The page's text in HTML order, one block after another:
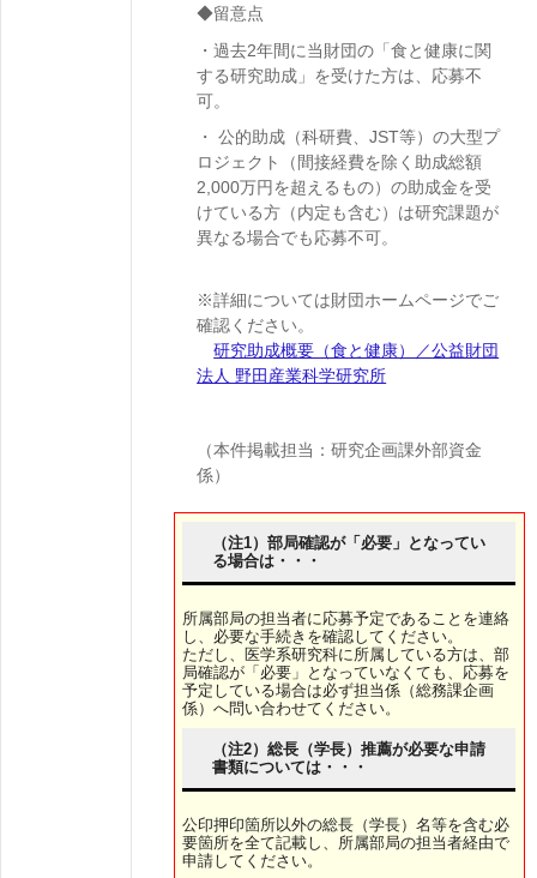
◆留意点
・過去2年間に当財団の「食と健康に関
する研究助成」を受けた方は、応募不
可。
・ 公的助成（科研費、JST等）の大型プ
ロジェクト（間接経費を除く助成総額
2,000万円を超えるもの）の助成金を受
けている方（内定も含む）は研究課題が
異なる場合でも応募不可。
※詳細については財団ホームページでご
確認ください。
研究助成概要（食と健康）／公益財団
法人 野田産業科学研究所
（本件掲載担当：研究企画課外部資金
係）
（注1）部局確認が「必要」となってい
る場合は・・・
所属部局の担当者に応募予定であることを連絡
し、必要な手続きを確認してください。
ただし、医学系研究科に所属している方は、部
局確認が「必要」となっていなくても、応募を
予定している場合は必ず担当係（総務課企画
係）へ問い合わせてください。
（注2）総長（学長）推薦が必要な申請
書類については・・・
公印押印箇所以外の総長（学長）名等を含む必
要箇所を全て記載し、所属部局の担当者経由で
申請してください。